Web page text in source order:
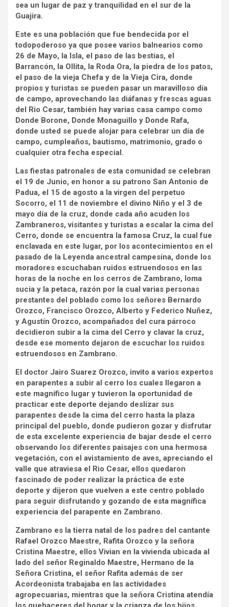
sea un lugar de paz y tranquilidad en el sur de la
Guajira.
Este es una población que fue bendecida por el
todopoderoso ya que posee varios balnearios como
26 de Mayo, la Isla, el paso de las bestias, el
Barrancón, la Ollita, la Roda Ora, la piedra de los patos,
el paso de la vieja Chefa y de la Vieja Cira, donde
propios y turistas se pueden pasar un maravilloso día
de campo, aprovechando las diáfanas y frescas aguas
del Rio Cesar, también hay varias casa campo como
Donde Borone, Donde Monaguillo y Donde Rafa,
donde usted se puede alojar para celebrar un día de
campo, cumpleaños, bautismo, matrimonio, grado o
cualquier otra fecha especial.
Las fiestas patronales de esta comunidad se celebran
el 19 de Junio, en honor a su patrono San Antonio de
Padua, el 15 de agosto a la virgen del perpetuo
Socorro, el 11 de noviembre el divino Niño y el 3 de
mayo día de la cruz, donde cada año acuden los
Zambraneros, visitantes y turistas a escalar la cima del
Cerro, donde se encuentra la famosa Cruz, la cual fue
enclavada en este lugar, por los acontecimientos en el
pasado de la Leyenda ancestral campesina, donde los
moradores escuchaban ruidos estruendosos en las
horas de la noche en los cerros de Zambrano, loma
sucia y la petaca, razón por la cual varias personas
prestantes del poblado como los señores Bernardo
Orozco, Francisco Orozco, Alberto y Federico Nuñez,
y Agustín Orozco, acompañados del cura párroco
decidieron subir a la cima del Cerro y clavar la cruz,
desde ese momento dejaron de escuchar los ruidos
estruendosos en Zambrano.
El doctor Jairo Suarez Orozco, invito a varios expertos
en parapentes a subir al cerro los cuales llegaron a
este magnífico lugar y tuvieron la oportunidad de
practicar este deporte dejando deslizar sus
parapentes desde la cima del cerro hasta la plaza
principal del pueblo, donde pudieron gozar y disfrutar
de esta excelente experiencia de bajar desde el cerro
observando los diferentes paisajes con una hermosa
vegetación, con el avistamiento de aves, apreciando el
valle que atraviesa el Rio Cesar, ellos quedaron
fascinado de poder realizar la práctica de este
deporte y dijeron que vuelven a este centro poblado
para seguir disfrutando y gozando de esta magnífica
experiencia del parapente en Zambrano.
Zambrano es la tierra natal de los padres del cantante
Rafael Orozco Maestre, Rafita Orozco y la señora
Cristina Maestre, ellos Vivian en la vivienda ubicada al
lado del señor Reginaldo Maestre, Hermano de la
Señora Cristina, el señor Rafita además de ser
Acordeonista trabajaba en las actividades
agropecuarias, mientras que la señora Cristina atendía